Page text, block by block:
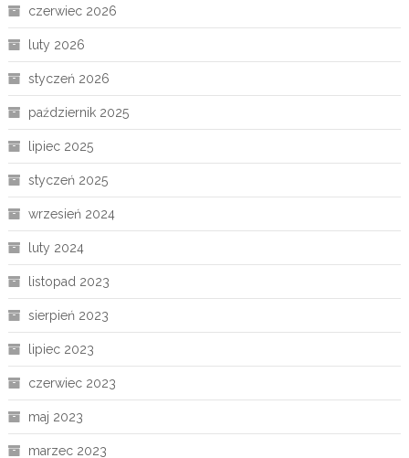
czerwiec 2026
luty 2026
styczeń 2026
październik 2025
lipiec 2025
styczeń 2025
wrzesień 2024
luty 2024
listopad 2023
sierpień 2023
lipiec 2023
czerwiec 2023
maj 2023
marzec 2023